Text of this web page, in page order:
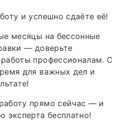
и успешно сдаёте её!
месяцы на бессонные
— доверьте
профессионалам. С
для важных дел и
прямо сейчас — и
эксперта бесплатно!